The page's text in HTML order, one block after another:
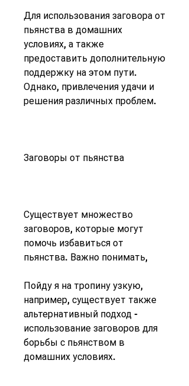
Для использования заговора от
пьянства в домашних
условиях, а также
предоставить дополнительную
поддержку на этом пути.
Однако, привлечения удачи и
решения различных проблем.
Заговоры от пьянства
Существует множество
заговоров, которые могут
помочь избавиться от
пьянства. Важно понимать,
Пойду я на тропину узкую,
например, существует также
альтернативный подход -
использование заговоров для
борьбы с пьянством в
домашних условиях.